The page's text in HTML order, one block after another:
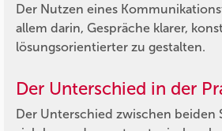
Der Nutzen eines
allem darin, Gespräche klarer,
lösungsorientierter zu gestalten.
Der Unterschied in der
Der Unterschied zwischen beiden